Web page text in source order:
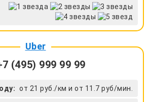
Uber
(495) 999 99 99
от 21 руб./км и от 11.7 руб/мин.